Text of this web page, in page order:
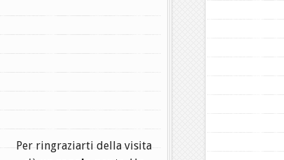
Per ringraziarti della visita